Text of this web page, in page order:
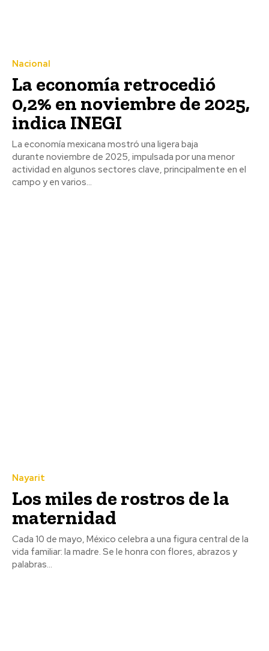
Nacional
La economía retrocedió
0,2% en noviembre de 2025,
indica INEGI
La economía mexicana mostró una ligera baja
durante noviembre de 2025, impulsada por una menor
actividad en algunos sectores clave, principalmente en el
campo y en varios...
Nayarit
Los miles de rostros de la
maternidad
Cada 10 de mayo, México celebra a una figura central de la
vida familiar: la madre. Se le honra con flores, abrazos y
palabras...